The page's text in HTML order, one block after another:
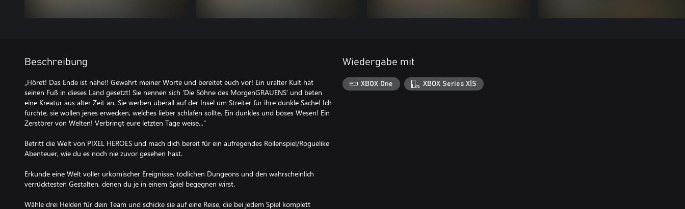
Beschreibung
„Höret! Das Ende ist nahe!! Gewahrt meiner Worte und bereitet euch vor! Ein uralter Kult hat
seinen Fuß in dieses Land gesetzt! Sie nennen sich 'Die Söhne des MorgenGRAUENS' und beten
eine Kreatur aus alter Zeit an. Sie werben überall auf der Insel um Streiter für ihre dunkle Sache! Ich
fürchte, sie wollen jenes erwecken, welches lieber schlafen sollte. Ein dunkles und böses Wesen! Ein
Zerstörer von Welten! Verbringt eure letzten Tage weise...“
Betritt die Welt von PIXEL HEROES und mach dich bereit für ein aufregendes Rollenspiel/Roguelike
Abenteuer, wie du es noch nie zuvor gesehen hast.
Erkunde eine Welt voller urkomischer Ereignisse, tödlichen Dungeons und den wahrscheinlich
verrücktesten Gestalten, denen du je in einem Spiel begegnen wirst.
Wähle drei Helden für dein Team und schicke sie auf eine Reise, die bei jedem Spiel komplett
Wiedergabe mit
XBOX One XBOX Series X|S